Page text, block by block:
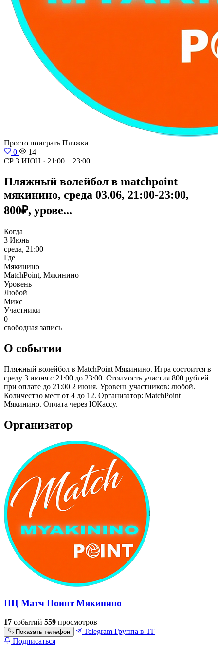
Просто поиграть Пляжка
0
14
СР 3 ИЮН · 21:00—23:00
Пляжный волейбол в matchpoint
мякинино, среда 03.06, 21:00-23:00,
800₽, урове...
Когда
3 Июнь
среда, 21:00
Где
Мякинино
MatchPoint, Мякинино
Уровень
Любой
Микс
Участники
0
свободная запись
О событии
Пляжный волейбол в MatchPoint Мякинино. Игра состоится в
среду 3 июня с 21:00 до 23:00. Стоимость участия 800 рублей
при оплате до 21:00 2 июня. Уровень участников: любой.
Количество мест от 4 до 12. Организатор: MatchPoint
Мякинино. Оплата через ЮКассу.
Организатор
ПЦ Матч Поинт Мякинино
17 событий 559 просмотров
Показать телефон Telegram Группа в ТГ
Подписаться